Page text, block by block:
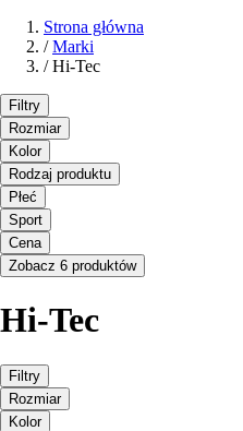
Strona główna
/ Marki
/ Hi-Tec
Filtry
Rozmiar
Kolor
Rodzaj produktu
Płeć
Sport
Cena
Zobacz 6 produktów
Hi-Tec
Filtry
Rozmiar
Kolor